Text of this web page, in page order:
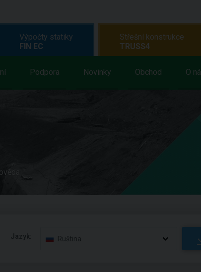
Podpora Novinky Obchod O
Výpočty statiky
FIN EC
Střešní konstrukce
TRUSS4
Jazyk: Ruština